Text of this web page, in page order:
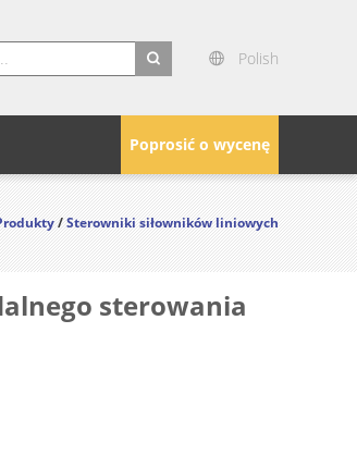
Polish
Poprosić o wycenę
/Sterowniki siłowników liniowych
sterowania